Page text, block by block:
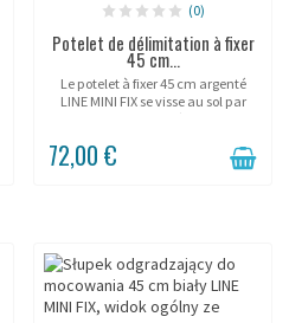
(0)
Potelet de délimitation à fixer
45 cm...
Le potelet à fixer 45 cm argenté
LINE MINI FIX se visse au sol par
platine pour une délimitation
devant vitrines, socles et objets
72,00 €